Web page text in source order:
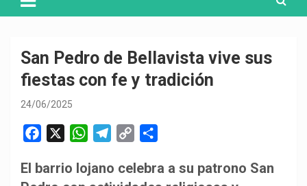
San Pedro de Bellavista vive sus
fiestas con fe y tradición
24/06/2025
c
W
a
l
p
m
El barrio lojano celebra a su patrono San